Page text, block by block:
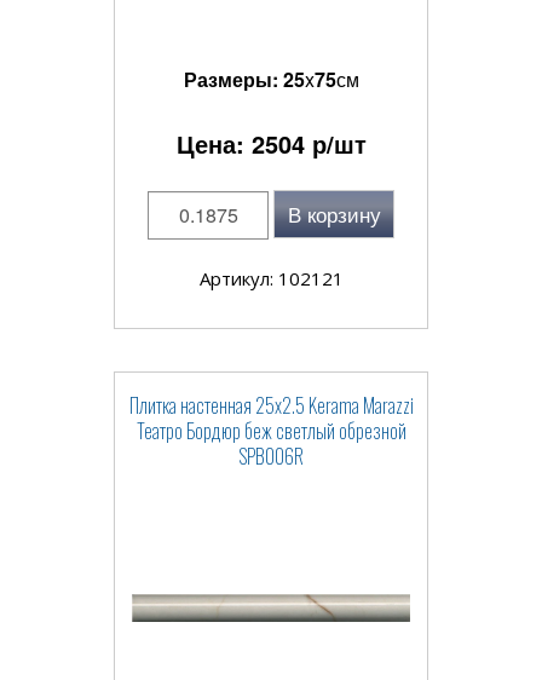
Размеры: 25x75см
Цена: 2504р/шт
В корзину
Артикул: 102121
Плитка настенная 25x2.5 Kerama Marazzi
Театро Бордюр беж светлый обрезной
SPB006R